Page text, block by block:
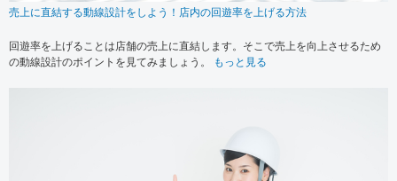
売上に直結する動線設計をしよう！店内の回遊率を上げる方法
回遊率を上げることは店舗の売上に直結します。そこで売上を向上させるため
の動線設計のポイントを見てみましょう。
もっと見る